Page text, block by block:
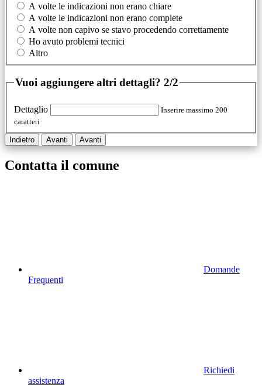
A volte le indicazioni non erano chiare
A volte le indicazioni non erano complete
A volte non capivo se stavo procedendo correttamente
Ho avuto problemi tecnici
Altro
Vuoi aggiungere altri dettagli? 2/2
Dettaglio
Inserire massimo 200
caratteri
Indietro Avanti Avanti
Contatta il comune
Domande
Frequenti
Richiedi
assistenza